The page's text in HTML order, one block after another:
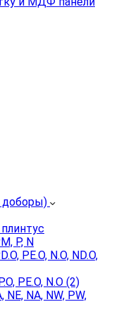
доборы)
P, N
PE.O, N.O, ND.O,
PE.O, N.O (2)
NA, NW, PW,